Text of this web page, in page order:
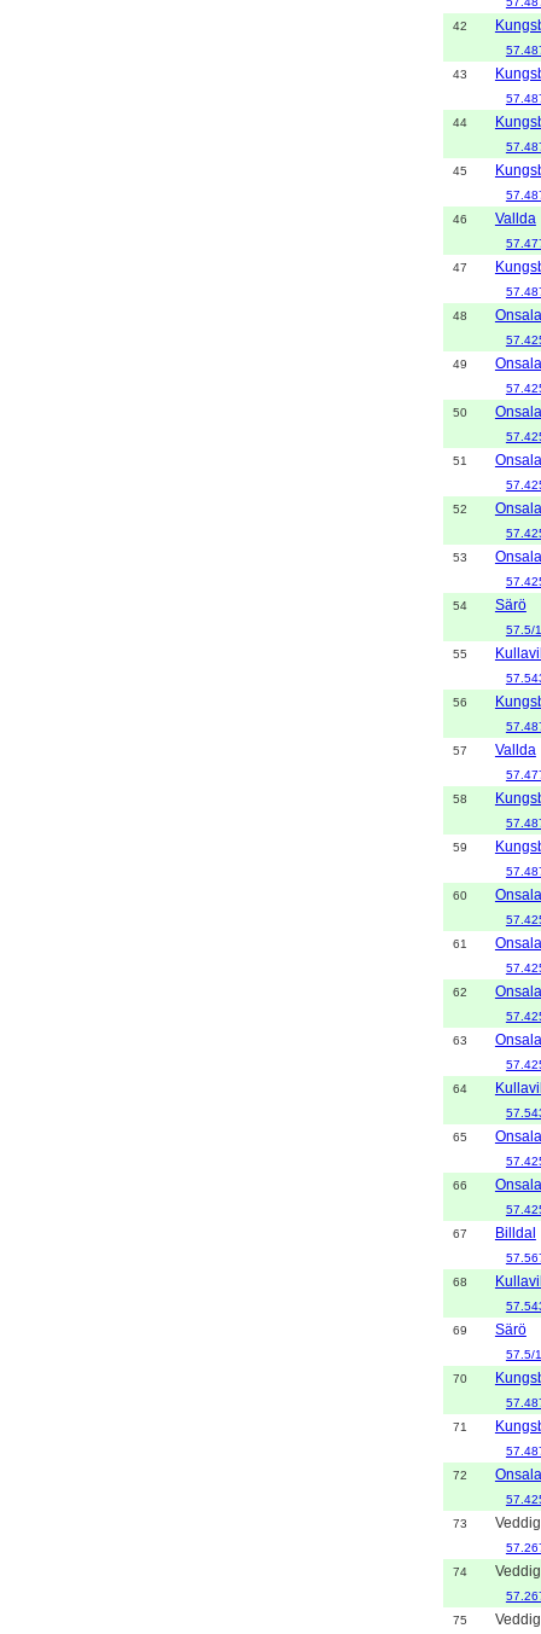
42
43
44
45
46
Vallda
47
48
Onsala
49
Onsala
50
Onsala
51
Onsala
52
Onsala
53
Onsala
54
Särö
57.5/
55
56
57
Vallda
58
59
60
Onsala
61
Onsala
62
Onsala
63
Onsala
64
65
Onsala
66
Onsala
67
Billdal
68
69
Särö
57.5/
70
71
72
Onsala
73
74
75